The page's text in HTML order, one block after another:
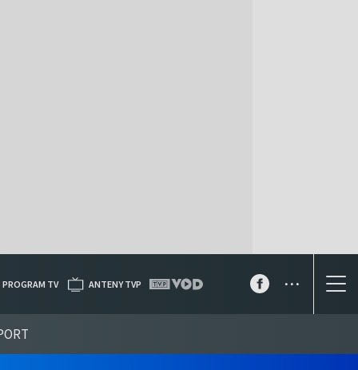
PROGRAM TV ANTENY TVP ...